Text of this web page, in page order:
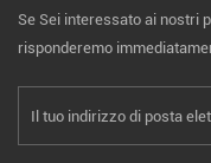
Se Sei interessato ai nostri
risponderemo